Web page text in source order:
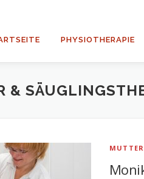
PHYSIOTHERAPIE
&